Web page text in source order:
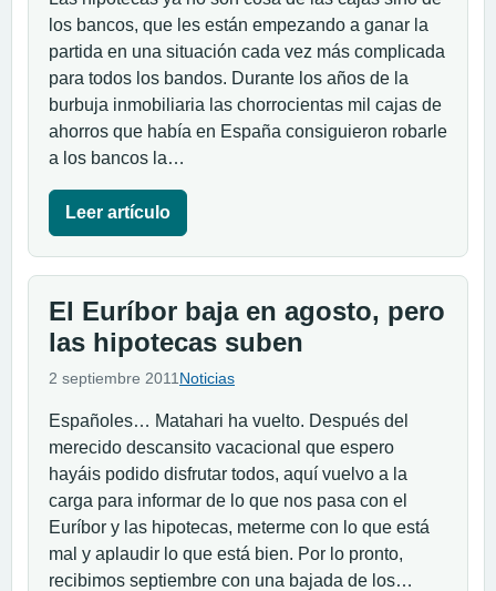
los bancos, que les están empezando a ganar la
partida en una situación cada vez más complicada
para todos los bandos. Durante los años de la
burbuja inmobiliaria las chorrocientas mil cajas de
ahorros que había en España consiguieron robarle
a los bancos la…
Leer artículo
El Euríbor baja en agosto, pero
las hipotecas suben
2 septiembre 2011 Noticias
Españoles… Matahari ha vuelto. Después del
merecido descansito vacacional que espero
hayáis podido disfrutar todos, aquí vuelvo a la
carga para informar de lo que nos pasa con el
Euríbor y las hipotecas, meterme con lo que está
mal y aplaudir lo que está bien. Por lo pronto,
recibimos septiembre con una bajada de los…